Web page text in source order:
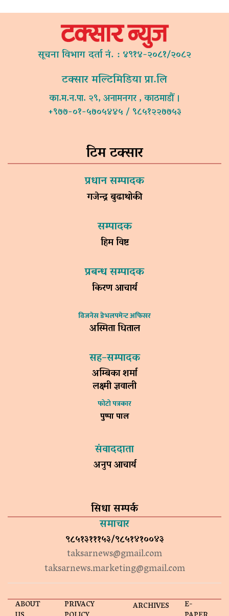
सूचना विभाग दर्ता नं. : ४९१४-२०८१/२०८२
टक्सार मल्टिमिडिया प्रा.लि
का.म.न.पा. २९, अनामनगर , काठमाडौं ।
+९७७-०१-५७०५४४५ / ९८५१२२७७५३
टिम टक्सार
प्रधान सम्पादक
गजेन्द्र बुढाथोकी
सम्पादक
हिम विष्ट
प्रबन्ध सम्पादक
किरण आचार्य
विजनेस डेभलपमेन्ट अफिसर
अस्मिता धिताल
सह–सम्पादक
अम्बिका शर्मा
लक्ष्मी ज्ञवाली
फोटो पत्रकार
पुष्पा पाल
संवाददाता
अनुप आचार्य
सिधा सम्पर्क
समाचार
९८५१३१११५३/९८५१४१००४३
taksarnews@gmail.com
taksarnews.marketing@gmail.com
ABOUT PRIVACY ARCHIVES E-